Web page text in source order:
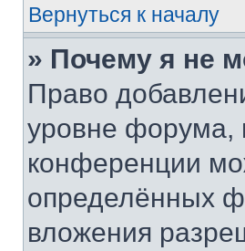
Вернуться к началу
» Почему я не
Право
уровне форума,
конференции
определённых
вложения